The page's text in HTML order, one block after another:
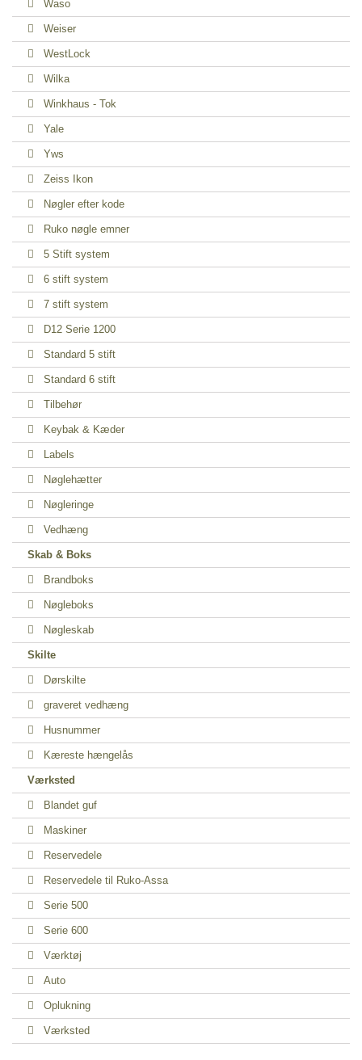
Waso
Weiser
WestLock
Wilka
Winkhaus - Tok
Yale
Yws
Zeiss Ikon
Nøgler efter kode
Ruko nøgle emner
5 Stift system
6 stift system
7 stift system
D12 Serie 1200
Standard 5 stift
Standard 6 stift
Tilbehør
Keybak & Kæder
Labels
Nøglehætter
Nøgleringe
Vedhæng
Skab & Boks
Brandboks
Nøgleboks
Nøgleskab
Skilte
Dørskilte
graveret vedhæng
Husnummer
Kæreste hængelås
Værksted
Blandet guf
Maskiner
Reservedele
Reservedele til Ruko-Assa
Serie 500
Serie 600
Værktøj
Auto
Oplukning
Værksted